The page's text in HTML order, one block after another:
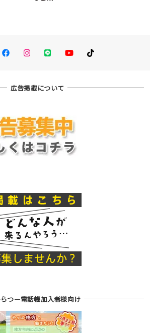
FacebookInstagram
LINE You TubeTikTok
広告掲載について
つー電話帳加入者様向け